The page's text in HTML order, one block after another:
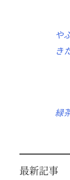
や
き
緑
最新記事